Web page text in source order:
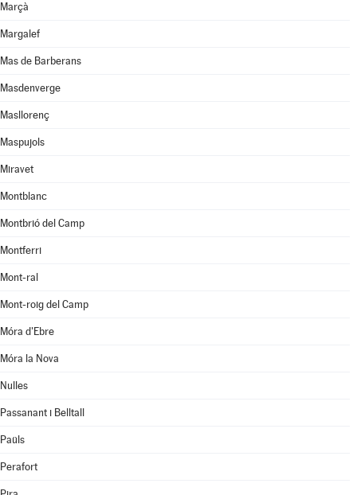
Marçà
Margalef
Mas de Barberans
Masdenverge
Masllorenç
Maspujols
Miravet
Montblanc
Montbrió del Camp
Montferri
Mont-ral
Mont-roig del Camp
Móra d'Ebre
Móra la Nova
Nulles
Passanant i Belltall
Paüls
Perafort